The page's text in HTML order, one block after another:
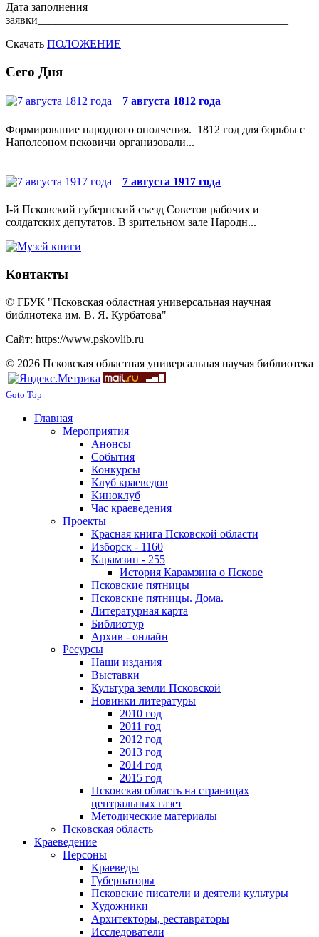
Дата заполнения
заявки____________________________________________
Скачать ПОЛОЖЕНИЕ
Сего Дня
7 августа 1812 года
Формирование народного ополчения. 1812 год для борьбы с
Наполеоном псковичи организовали...
7 августа 1917 года
I-й Псковский губернский съезд Советов рабочих и
солдатских депутатов. В зрительном зале Народн...
Контакты
© ГБУК "Псковская областная универсальная научная
библиотека им. В. Я. Курбатова"
Сайт: https://www.pskovlib.ru
© 2026 Псковская областная универсальная научая библиотека
Goto Top
Главная
Мероприятия
Анонсы
События
Конкурсы
Клуб краеведов
Киноклуб
Час краеведения
Проекты
Красная книга Псковской области
Изборск - 1160
Карамзин - 255
История Карамзина о Пскове
Псковские пятницы
Псковские пятницы. Дома.
Литературная карта
Библиотур
Архив - онлайн
Ресурсы
Наши издания
Выставки
Культура земли Псковской
Новинки литературы
2010 год
2011 год
2012 год
2013 год
2014 год
2015 год
Псковская область на страницах
центральных газет
Методические материалы
Псковская область
Краеведение
Персоны
Краеведы
Губернаторы
Псковские писатели и деятели культуры
Художники
Архитекторы, реставраторы
Исследователи